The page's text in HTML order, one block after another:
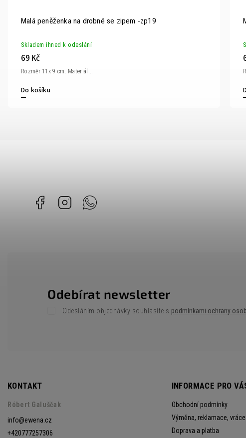
Malá peněženka na drobné se zipem -zp19
Skladem ihned k odeslání
69 Kč
Do košíku
Rozměr 11x 9 cm. Materiál...
Facebook Instagram
KONTAKT
Róbert Galuščak
info@ewena.cz
+420777257306
INFORMACE PRO
Obchodní podmínky
Výměna, reklamace,
Doprava a platba
Odebírat newsletter
Odesláním objednávky souhlasíte s podmínkami ochrany